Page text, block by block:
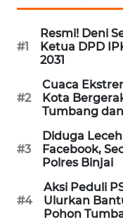
#1
Resmi! Deni
Ketua DPD
2031
#2
Cuaca
Kota
Tumbang
#3
Diduga
Facebook,
Polres Binjai
#4
Aksi Peduli
Ulurkan
Pohon
MARITIM
HUMBANG
NEWS
GARONGGANG
NEWS
FISUELRI
ID
ENERGI
NEWS